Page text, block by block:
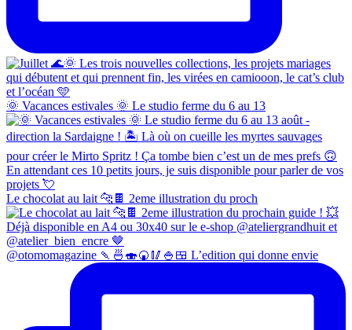
🌞 Vacances estivales 🌞 Le studio ferme du 6 au 13
Le chocolat au lait 🐆🍫 2eme illustration du proch
@otomomagazine 🍡🍜🍣🍘🥢🍚🍱 L’edition qui donne envie